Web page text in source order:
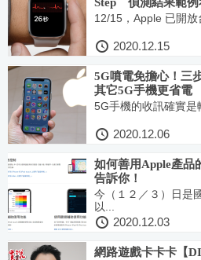
12/15，Apple 已開放
2020.12.15
5G噴電免擔心！三
其它5G手機更省電
5G手機的收訊確實是
2020.12.06
如何善用Apple產品
告訴你！
今（１２／３）日是
以...
2020.12.03
網路遊戲卡卡卡【